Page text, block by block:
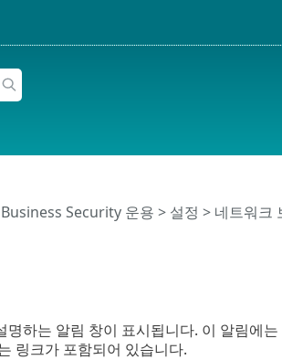
Business Security 운용 > 설정 > 네트워크
하는 알림 창이 표시됩니다. 이 알림에
링크가 포함되어 있습니다.